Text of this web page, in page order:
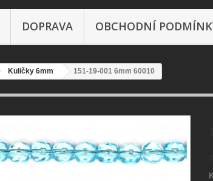
DOPRAVA OBCHODNÍ
Kuličky 6mm 151-19-001 6mm 60010